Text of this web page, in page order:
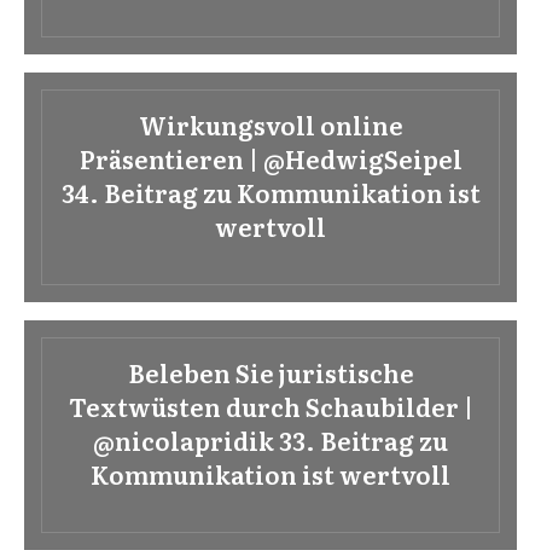
Wirkungsvoll online
Präsentieren | @HedwigSeipel
34. Beitrag zu Kommunikation ist
wertvoll
Beleben Sie juristische
Textwüsten durch Schaubilder |
@nicolapridik 33. Beitrag zu
Kommunikation ist wertvoll